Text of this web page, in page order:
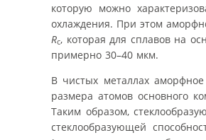
которую можно
охлаждения. При этом
Rc, которая для сплавов на
примерно 30–40 мкм.
В чистых металлах
размера атомов основного
Таким образом,
стеклообразующей